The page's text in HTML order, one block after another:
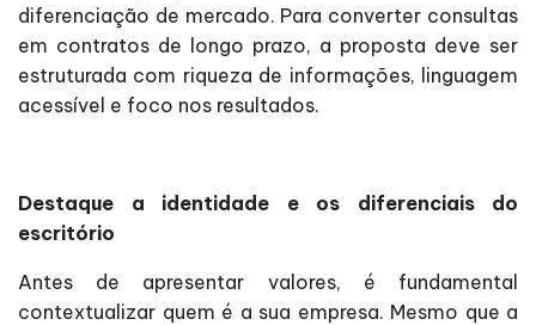
diferenciação de mercado. Para converter consultas
em contratos de longo prazo, a proposta deve ser
estruturada com riqueza de informações, linguagem
acessível e foco nos resultados.
Destaque a identidade e os diferenciais do
escritório
Antes de apresentar valores, é fundamental
contextualizar quem é a sua empresa. Mesmo que a